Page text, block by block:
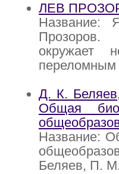
ЛЕВ
Название:
Прозоров.
переломным
Д. К.
Общая
Название:
Беляев, П.